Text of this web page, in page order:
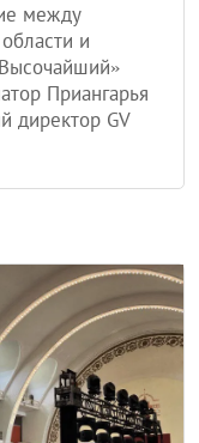
между
и
Приангарья
директор GV